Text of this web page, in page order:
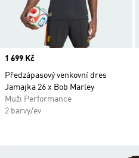
Price
1 699 Kč
Předzápasový venkovní dres
Jamajka 26 x Bob Marley
Muži Performance
2 barvy/ev